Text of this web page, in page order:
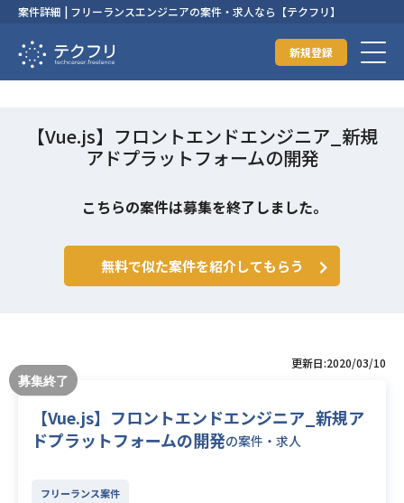
案件詳細 | フリーランスエンジニアの案件・求人なら【テクフリ】
新規登録
【Vue.js】フロントエンドエンジニア_新規
アドプラットフォームの開発
こちらの案件は募集を終了しました。
無料で似た案件を紹介してもらう
更新日:2020/03/10
【Vue.js】フロントエンドエンジニア_新規ア
ドプラットフォームの開発の案件・求人
フリーランス案件